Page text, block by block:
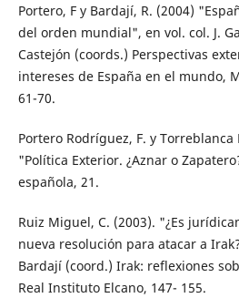
Portero, F y Bardají, R. (2004)
del orden mundial", en vol. col. J.
Castejón (coords.) Perspectivas
intereses de España en el mundo,
61-70.
Portero Rodríguez, F. y Torreblanca
"Política Exterior. ¿Aznar o
española, 21.
Ruiz Miguel, C. (2003). "¿Es
nueva resolución para atacar a
Bardají (coord.) Irak: reflexiones
Real Instituto Elcano, 147- 155.